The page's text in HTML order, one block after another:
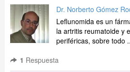
Dr. Norberto Gómez
Leflunomida es un
la artritis reumatoide y
periféricas, sobre todo
1 Respuesta